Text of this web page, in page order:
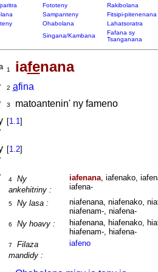
Fototeny
Rakibolana
Sampanteny
Fitsipi-pitenenana
Ohabolana
Lahatsoratra
Singana/Kambana
Fafana sy
Tsanganana
1 iafenana
2 afina
3
matoantenin' ny fameno
[1.1]
[1.2]
4
Ny
ankehitriny :
iafenana, iafenako,
iafena-
5 Ny lasa :
niafenana, niafenako,
niafenam-, niafena-
6 Ny hoavy :
hiafenana, hiafenako,
hiafenam-, hiafena-
7
Filaza
mandidy :
iafeno